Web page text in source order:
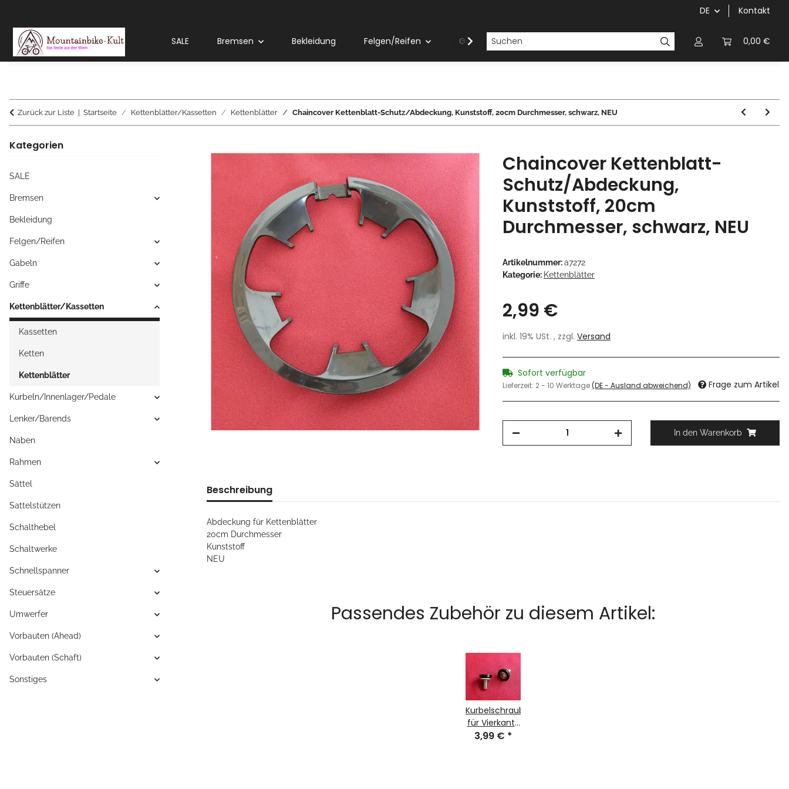
DE Kontakt
0,00 €
SALE Bremsen Bekleidung Felgen/Reifen Gabeln Kettenblätter/Kassetten Kurbeln/
Zurück zur Liste Startseite Kettenblätter/Kassetten Kettenblätter Chaincover Kettenblatt-Schutz/Abdeckung, Kunststoff, 20cm Durchmesser, schwarz, NEU
Chaincover Kettenblatt-
Schutz/Abdeckung,
Kunststoff, 20cm
Durchmesser, schwarz, NEU
Artikelnummer:a7272
Kategorie: Kettenblätter
2,99 €
inkl. 19% USt. , zzgl. Versand
Sofort verfügbar
Lieferzeit: 2 - 10 Werktage(DE - Ausland abweichend) Frage zum Artikel
In den Warenkorb
Beschreibung
Abdeckung für Kettenblätter
20cm Durchmesser
Kunststoff
NEU
Passendes Zubehör zu diesem Artikel:
Kurbelschrauben
für Vierkant-
Kurbeln, M8,
3,99 € *
Kategorien
SALE
Bremsen
Bekleidung
Felgen/Reifen
Gabeln
Griffe
Kettenblätter/Kassetten
Kassetten
Ketten
Kettenblätter
Kurbeln/Innenlager/Pedale
Lenker/Barends
Naben
Rahmen
Sättel
Sattelstützen
Schalthebel
Schaltwerke
Schnellspanner
Steuersätze
Umwerfer
Vorbauten (Ahead)
Vorbauten (Schaft)
Sonstiges